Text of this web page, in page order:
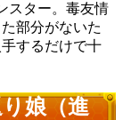
スター。毒友情
部分がないた
するだけで十
娘（進